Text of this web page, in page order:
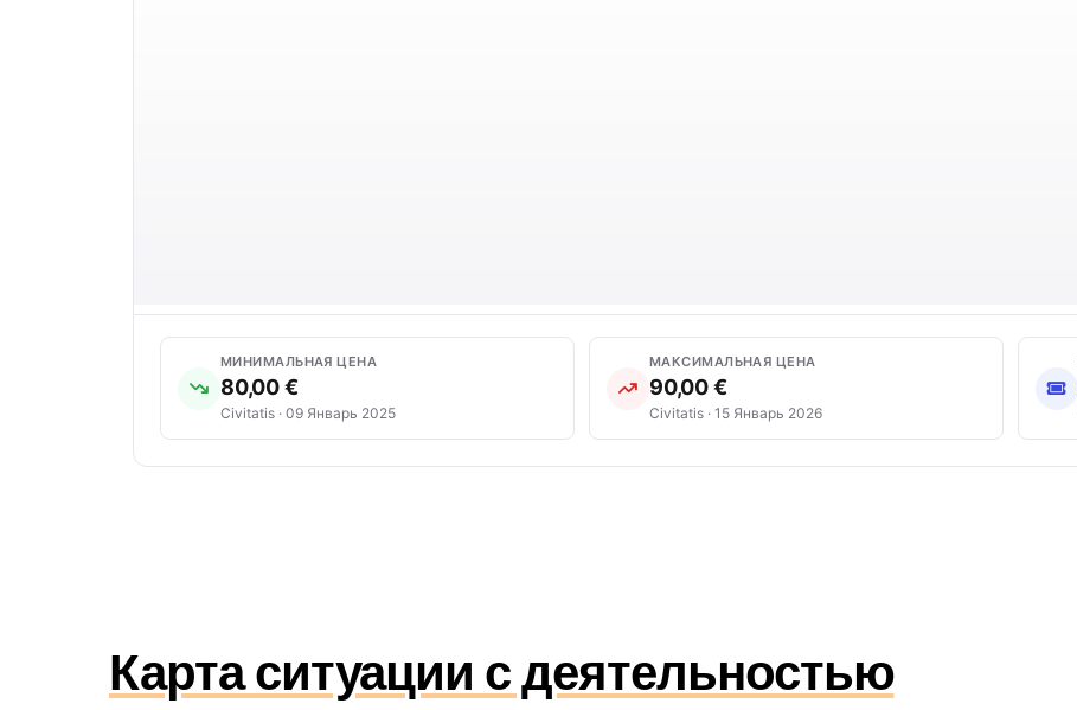
МИНИМАЛЬНАЯ ЦЕНА
80,00 €
Civitatis · 09 Январь 2025
МАКСИМАЛЬНАЯ ЦЕНА
90,00 €
Civitatis · 15 Январь 2026
Карта ситуации с деятельностью